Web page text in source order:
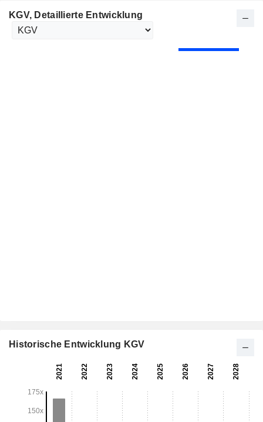
KGV, Detaillierte Entwicklung
Historische Entwicklung KGV